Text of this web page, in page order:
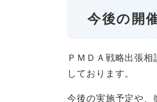
今後の開
ＰＭＤＡ戦略出張
しております。
今後の実施予定や、